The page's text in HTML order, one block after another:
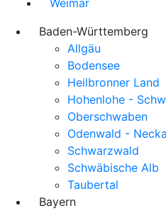
Baden-Württemberg
Allgäu
Bodensee
Heilbronner Land
Hohenlohe -
Oberschwaben
Odenwald -
Schwarzwald
Schwäbische Alb
Taubertal
Bayern